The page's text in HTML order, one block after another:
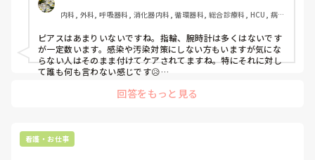
内科, 外科, 呼吸器科, 消化器内科, 循環器科, 総合診療科, HCU, 病
ピアスはあまりいないですね。指輪、腕時計は多くはないです
が一定数います。感染や汚染対策にしない方もいますが気にな
らない人はそのまま付けてケアされてますね。特にそれに対し
て誰も何も言わない感じです😥
回答をもっと見る
看護・お仕事